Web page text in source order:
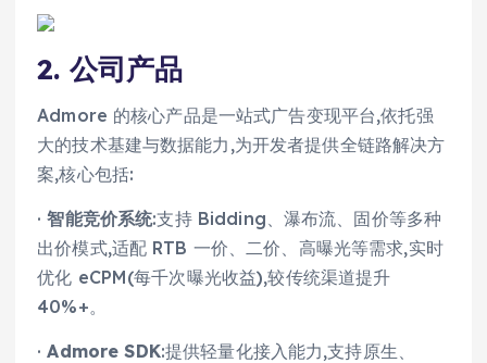
2. 公司产品
Admore 的核心产品是一站式广告变现平台,依托强
大的技术基建与数据能力,为开发者提供全链路解决方
案,核心包括:
·智能竞价系统:支持 Bidding、瀑布流、固价等多种
出价模式,适配 RTB 一价、二价、高曝光等需求,实时
优化 eCPM(每千次曝光收益),较传统渠道提升
40%+。
·Admore SDK:提供轻量化接入能力,支持原生、